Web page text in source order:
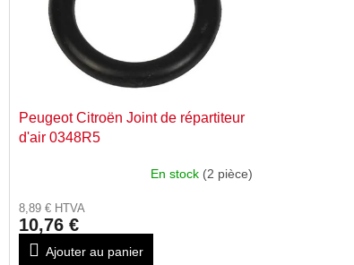
Peugeot Citroën Joint de répartiteur
d'air 0348R5
En stock (2 pièce)
8,89 € HTVA
10,76 €
Ajouter au panier